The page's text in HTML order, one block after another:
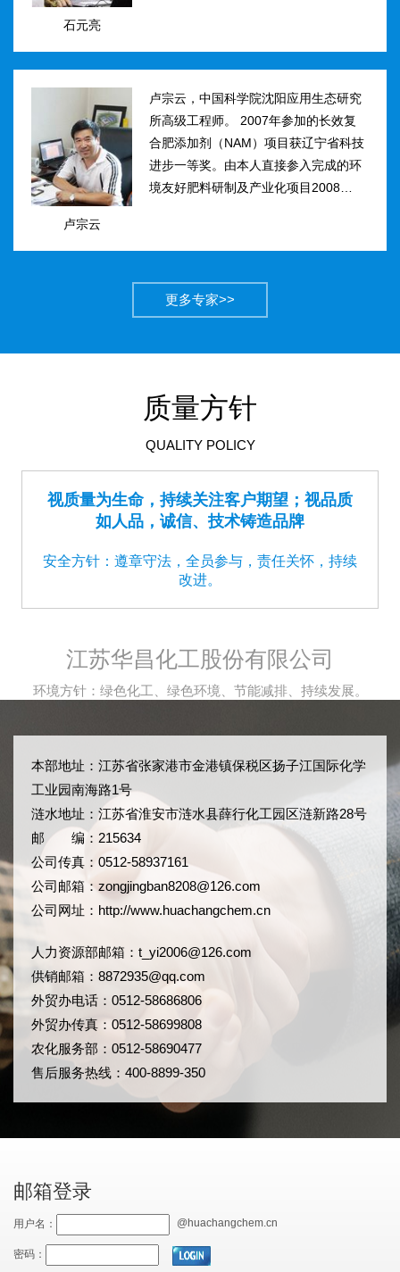
石元亮
家“十二五&rdqu...
卢宗云
卢宗云，中国科学院沈阳应用生态研究
所高级工程师。 2007年参加的长效复
合肥添加剂（NAM）项目获辽宁省科技
进步一等奖。由本人直接参入完成的环
境友好肥料研制及产业化项目2008年获
市有突出贡献中青年专...
更多专家>>
质量方针
QUALITY POLICY
视质量为生命，持续关注客户期望；视品质
如人品，诚信、技术铸造品牌
安全方针：遵章守法，全员参与，责任关怀，持续
改进。
江苏华昌化工股份有限公司
环境方针：绿色化工、绿色环境、节能减排、持续发展。
本部地址：江苏省张家港市金港镇保税区扬子江国际化学
工业园南海路1号
涟水地址：江苏省淮安市涟水县薛行化工园区涟新路28号
邮 编：215634
公司传真：0512-58937161
公司邮箱： zongjingban8208@126.com
公司网址： http://www.huachangchem.cn
人力资源部邮箱： t_yi2006@126.com
供销邮箱：8872935@qq.com
外贸办电话：0512-58686806
外贸办传真：0512-58699808
农化服务部：0512-58690477
售后服务热线：400-8899-350
邮箱登录
用户名： @huachangchem.cn
密码：